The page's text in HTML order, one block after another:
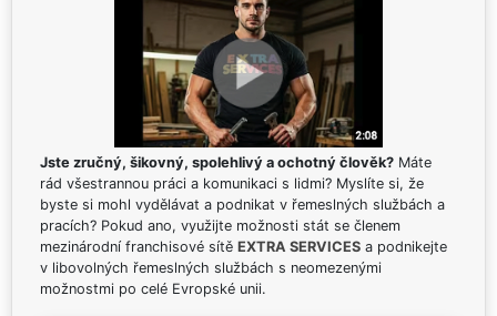
Jste zručný, šikovný, spolehlivý a ochotný člověk? Máte
rád všestrannou práci a komunikaci s lidmi? Myslíte si, že
byste si mohl vydělávat a podnikat v řemeslných službách a
pracích? Pokud ano, využijte možnosti stát se členem
mezinárodní franchisové sítě EXTRA SERVICES a podnikejte
v libovolných řemeslných službách s neomezenými
možnostmi po celé Evropské unii.